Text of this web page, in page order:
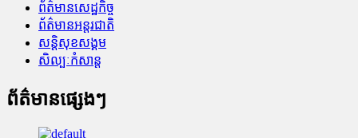
ព័ត៌មានសេដ្ឋកិច្ច
ព័ត៌មានអន្តរជាតិ
សន្តិសុខសង្គម
សិល្បៈកំសាន្ត
ព័ត៌មានផ្សេងៗ